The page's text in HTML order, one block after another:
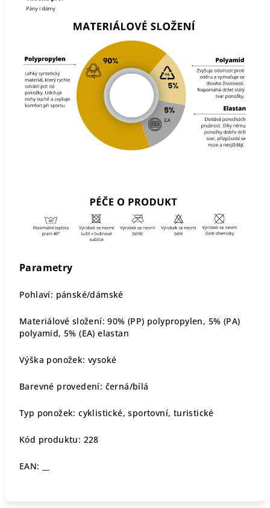
Parametry
Pohlaví: pánské/dámské
Materiálové složení: 90% (PP) polypropylen, 5% (PA)
polyamid, 5% (EA) elastan
Výška ponožek:vysoké
Barevné provedení: černá/bílá
Typ ponožek: cyklistické, sportovní, turistické
Kód produktu: 228
EAN: __